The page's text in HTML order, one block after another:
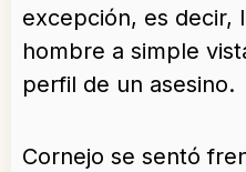
excepción, es decir,
hombre a simple
perfil de un asesino.
Cornejo se sentó